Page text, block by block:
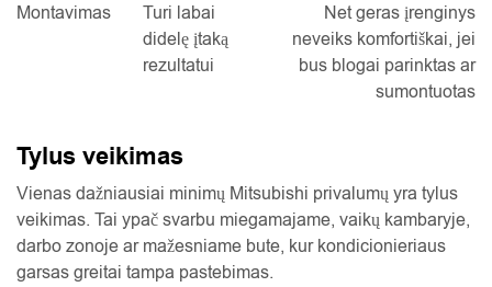
Montavimas
Turi labai
didelę įtaką
rezultatui
Net geras įrenginys
neveiks komfortiškai, jei
bus blogai parinktas ar
sumontuotas
Tylus veikimas
Vienas dažniausiai minimų Mitsubishi privalumų yra tylus
veikimas. Tai ypač svarbu miegamajame, vaikų kambaryje,
darbo zonoje ar mažesniame bute, kur kondicionieriaus
garsas greitai tampa pastebimas.